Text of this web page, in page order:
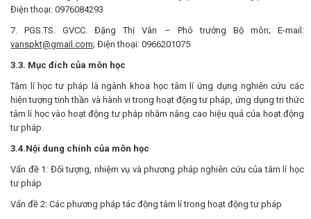
Điện thoại: 0976084293
7. PGS.TS. GVCC. Đặng Thị Vân – Phó trưởng Bộ môn; E-mail:
vanspkt@gmail.com; Điện thoại: 0966201075
3.3. Mục đích của môn học
Tâm lí học tư pháp là ngành khoa học tâm lí ứng dụng nghiên cứu các
hiện tượng tinh thần và hành vi trong hoạt động tư pháp, ứng dụng tri thức
tâm lí học vào hoạt động tư pháp nhằm nâng cao hiệu quả của hoạt động
tư pháp.
3.4.Nội dung chính của môn học
Vấn đề 1: Đối tượng, nhiệm vụ và phương pháp nghiên cứu của tâm lí học
tư pháp
Vấn đề 2: Các phương pháp tác động tâm lí trong hoạt động tư pháp